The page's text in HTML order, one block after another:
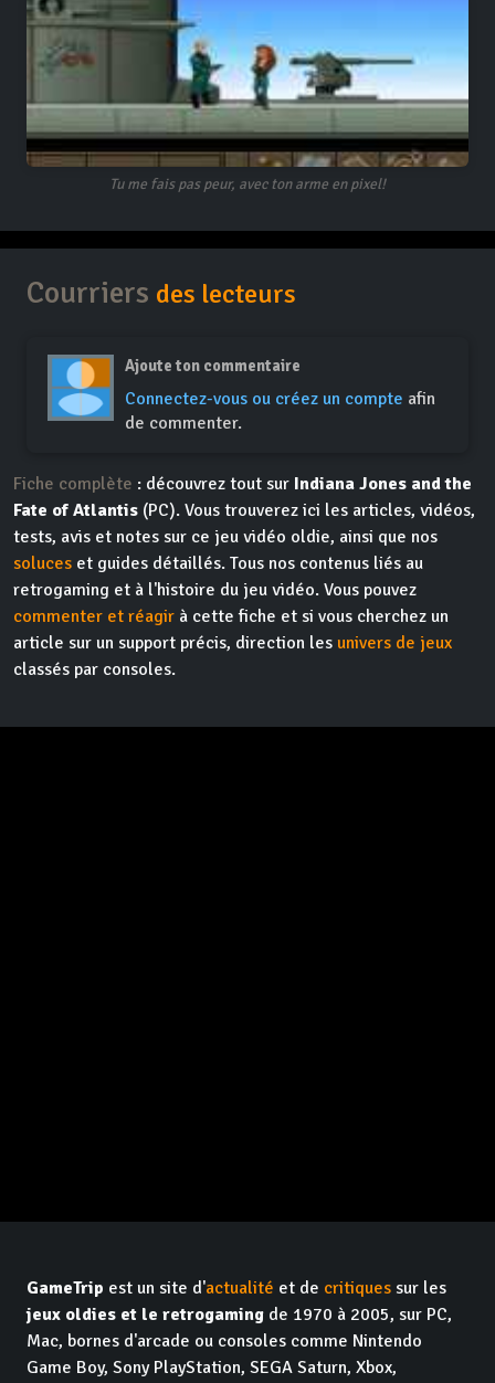
Tu me fais pas peur, avec ton arme en pixel!
Courriers des lecteurs
Ajoute ton commentaire
Connectez-vous ou créez un compte afin
de commenter.
Fiche complète : découvrez tout sur Indiana Jones and the
Fate of Atlantis (PC). Vous trouverez ici les articles, vidéos,
tests, avis et notes sur ce jeu vidéo oldie, ainsi que nos
soluces et guides détaillés. Tous nos contenus liés au
retrogaming et à l'histoire du jeu vidéo. Vous pouvez
commenter et réagir à cette fiche et si vous cherchez un
article sur un support précis, direction les univers de jeux
classés par consoles.
GameTrip est un site d'actualité et de critiques sur les
jeux oldies et le retrogaming de 1970 à 2005, sur PC,
Mac, bornes d'arcade ou consoles comme Nintendo
Game Boy, Sony PlayStation, SEGA Saturn, Xbox,